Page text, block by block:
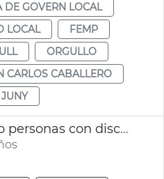
DE GOVERN LOCAL
LOCAL
FEMP
ORGULLO
CARLOS CABALLERO
Manifiesto derecho personas con discapacidad